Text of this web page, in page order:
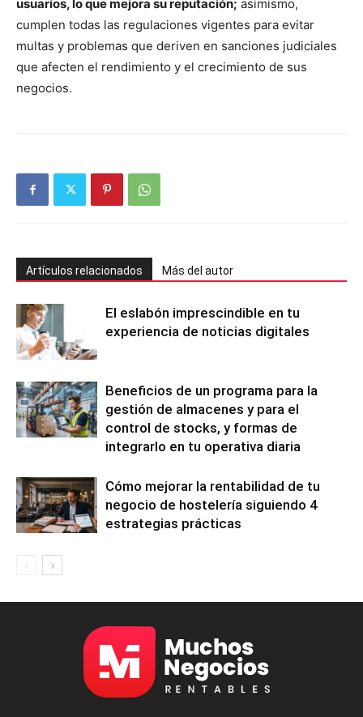
usuarios, lo que mejora su reputación; asimismo,
cumplen todas las regulaciones vigentes para evitar
multas y problemas que deriven en sanciones judiciales
que afecten el rendimiento y el crecimiento de sus
negocios.
Artículos relacionados Más del autor
El eslabón imprescindible en tu
experiencia de noticias digitales
Beneficios de un programa para la
gestión de almacenes y para el
control de stocks, y formas de
integrarlo en tu operativa diaria
Cómo mejorar la rentabilidad de tu
negocio de hostelería siguiendo 4
estrategias prácticas